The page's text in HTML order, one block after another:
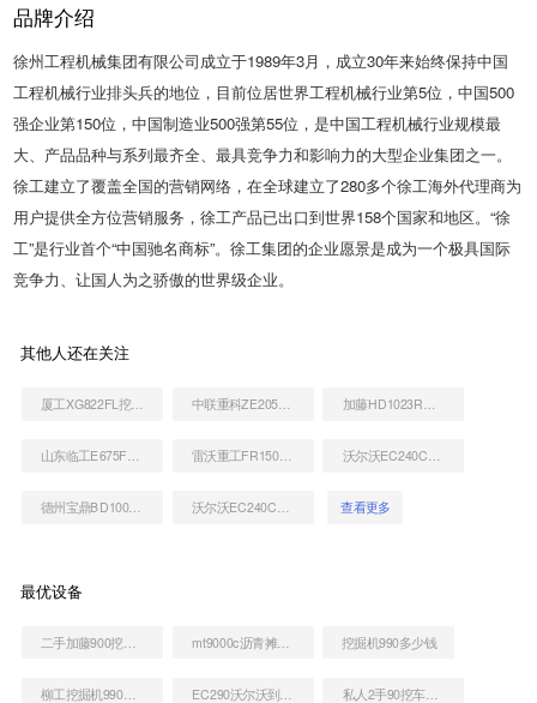
品牌介绍
徐州工程机械集团有限公司成立于1989年3月，成立30年来始终保持中国
工程机械行业排头兵的地位，目前位居世界工程机械行业第5位，中国500
强企业第150位，中国制造业500强第55位，是中国工程机械行业规模最
大、产品品种与系列最齐全、最具竞争力和影响力的大型企业集团之一。
徐工建立了覆盖全国的营销网络，在全球建立了280多个徐工海外代理商为
用户提供全方位营销服务，徐工产品已出口到世界158个国家和地区。“徐
工”是行业首个“中国驰名商标”。徐工集团的企业愿景是成为一个极具国际
竞争力、让国人为之骄傲的世界级企业。
《隐
政
策》
其他人还在关注
厦工XG822FL挖掘机 中联重科ZE205E挖掘机 加藤HD1023R挖掘机
山东临工E675F挖掘机 雷沃重工FR150挖掘机 沃尔沃EC240CL清道夫挖掘机
德州宝鼎BD100W-8D抓木机 沃尔沃EC240CL清道夫挖掘机 查看更多
最优设备
mt9000c沥青摊铺机 挖掘机990多少钱
柳工挖掘机990的价位 EC290沃尔沃到底多少钱 私人2手90挖车出售